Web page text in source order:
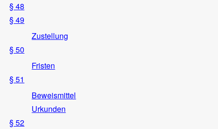
§ 48
§ 49
Zustellung
§ 50
Fristen
§ 51
Beweismittel
Urkunden
§ 52